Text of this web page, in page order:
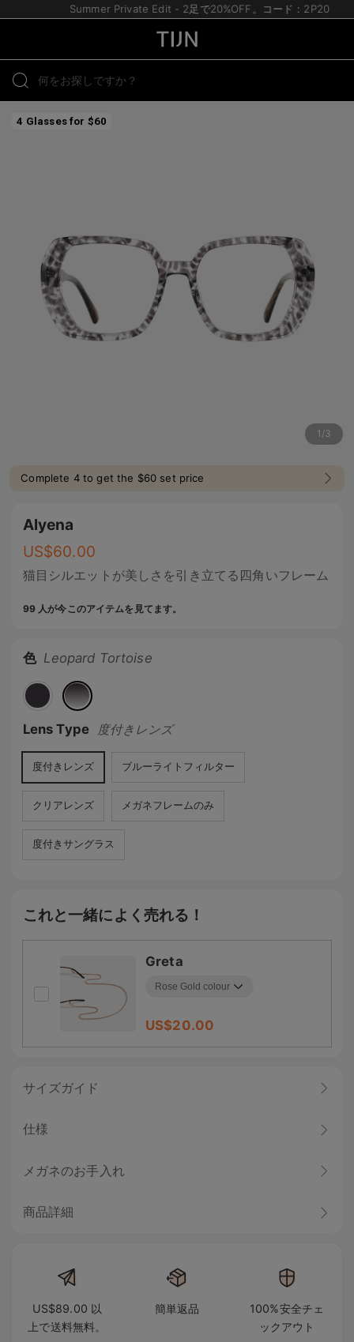
Summer Private Edit - 2足で20%OFF。コード：2P20
4 Glasses for $60
1 /3
Complete 4 to get the $60 set price
Alyena
US$60.00
猫目シルエットが美しさを引き立てる四角いフレーム
99 人が今このアイテムを見てます。
色 Leopard Tortoise
Lens Type 度付きレンズ
度付きレンズ ブルーライトフィルター
クリアレンズ メガネフレームのみ
度付きサングラス
これと一緒によく売れる！
Greta
US$20.00
サイズガイド
仕様
メガネのお手入れ
商品詳細
US$89.00 以
上で送料無料。
簡単返品
100%安全チェ
ックアウト